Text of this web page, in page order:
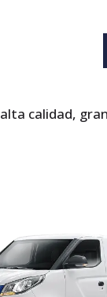
calidad,